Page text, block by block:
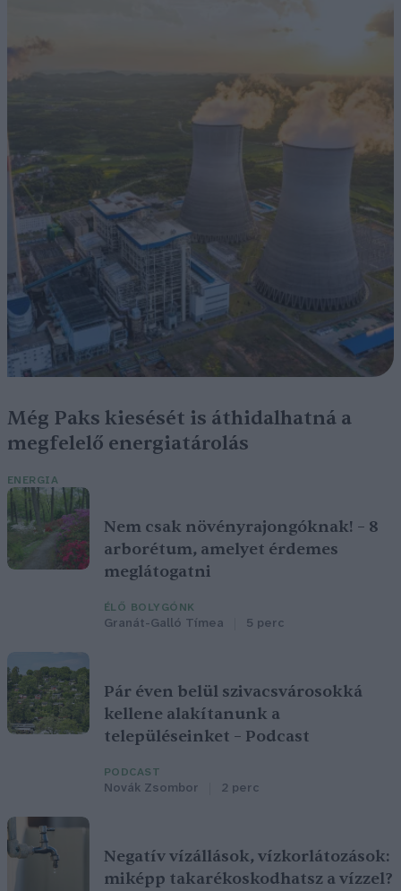
Még Paks kiesését is áthidalhatná a
megfelelő energiatárolás
ENERGIA
Nem csak növényrajongóknak! – 8
arborétum, amelyet érdemes
meglátogatni
ÉLŐ BOLYGÓNK
Granát-Galló Tímea 5 perc
Pár éven belül szivacsvárosokká
kellene alakítanunk a
településeinket – Podcast
PODCAST
Novák Zsombor 2 perc
Negatív vízállások, vízkorlátozások:
miképp takarékoskodhatsz a vízzel?